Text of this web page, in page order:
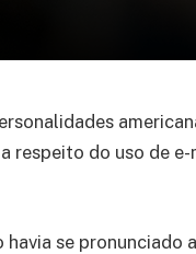
respeito do uso de
havia se